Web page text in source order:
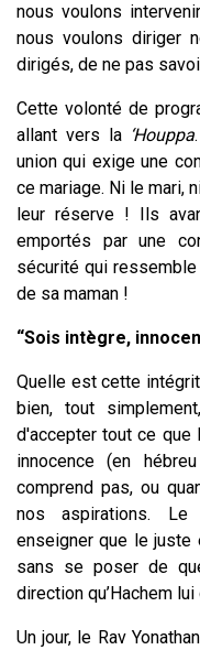
nous voulons
nous voulons diriger
dirigés, de ne pas
Cette volonté de
allant vers la‘Houppa
union qui exige une
ce mariage. Ni le mari,
leur réserve ! Ils
emportés par une
sécurité qui
de sa maman !
“Sois intègre,
Quelle est cette
bien, tout
d'accepter tout ce que
innocence (en hébreu
comprend pas, ou
nos aspirations. Le
enseigner que le
sans se poser de
direction qu’Hachem
Un jour, le Rav